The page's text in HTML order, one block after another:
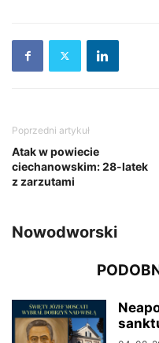
Poprzedni artykuł
Atak w powiecie
ciechanowskim: 28-latek
z zarzutami
Nowodworski